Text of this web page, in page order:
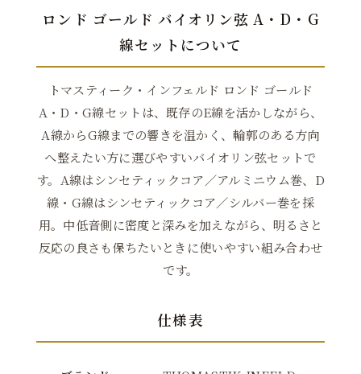
ロンド ゴールド バイオリン弦 A・D・G
線セットについて
トマスティーク・インフェルド ロンド ゴールド
A・D・G線セットは、既存のE線を活かしながら、
A線からG線までの響きを温かく、輪郭のある方向
へ整えたい方に選びやすいバイオリン弦セットで
す。A線はシンセティックコア／アルミニウム巻、D
線・G線はシンセティックコア／シルバー巻を採
用。中低音側に密度と深みを加えながら、明るさと
反応の良さも保ちたいときに使いやすい組み合わせ
です。
仕様表